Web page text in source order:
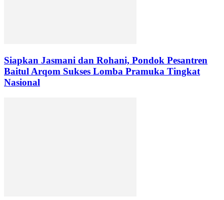
Siapkan Jasmani dan Rohani, Pondok Pesantren
Baitul Arqom Sukses Lomba Pramuka Tingkat
Nasional